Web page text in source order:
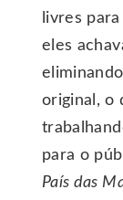
livres
eles
original, o
para o
País das